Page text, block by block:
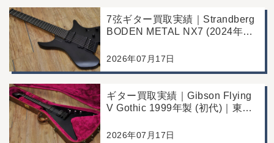
7弦ギター買取実績｜Strandberg
BODEN METAL NX7 (2024年製)
店
2026年07月17日
ギター買取実績｜Gibson Flying
V Gothic 1999年製 (初代)｜東京
2026年07月17日